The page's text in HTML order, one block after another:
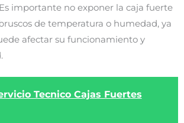
importante no exponer la caja fuerte
de temperatura o humedad, ya
afectar su funcionamiento y
Tecnico Cajas Fuertes